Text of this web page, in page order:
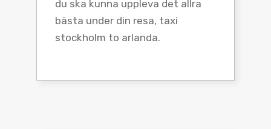
du ska kunna uppleva det allra
bästa under din resa, taxi
stockholm to arlanda.